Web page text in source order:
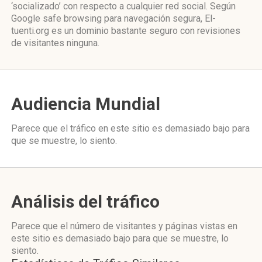
‘socializado’ con respecto a cualquier red social. Según
Google safe browsing para navegación segura, El-
tuenti.org es un dominio bastante seguro con revisiones
de visitantes ninguna.
Audiencia Mundial
Parece que el tráfico en este sitio es demasiado bajo para
que se muestre, lo siento.
Análisis del tráfico
Parece que el número de visitantes y páginas vistas en
este sitio es demasiado bajo para que se muestre, lo
siento.